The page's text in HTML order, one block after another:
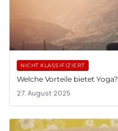
NICHT KLASSIFIZIERT
Welche Vorteile bietet Yoga?
27. August 2025